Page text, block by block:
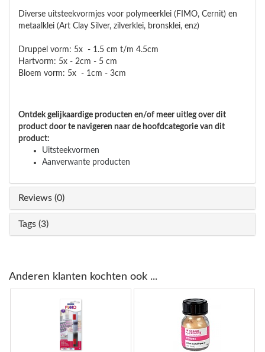
Diverse uitsteekvormjes voor polymeerklei (FIMO, Cernit) en
metaalklei (Art Clay Silver, zilverklei, bronsklei, enz)
Druppel vorm: 5x - 1.5 cm t/m 4.5cm
Hartvorm: 5x - 2cm - 5 cm
Bloem vorm: 5x - 1cm - 3cm
Ontdek gelijkaardige producten en/of meer uitleg over dit
product door te navigeren naar de hoofdcategorie van dit
product:
Uitsteekvormen
Aanverwante producten
Reviews (0)
Tags (3)
Anderen klanten kochten ook ...